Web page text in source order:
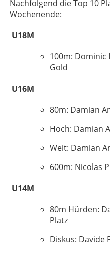
Nachfolgend die Top 10
Wochenende:
U18M
100m: Dominic
Gold
U16M
80m: Damian
Hoch: Damian
Weit: Damian
600m: Nicolas
U14M
80m Hürden:
Platz
Diskus: Davide